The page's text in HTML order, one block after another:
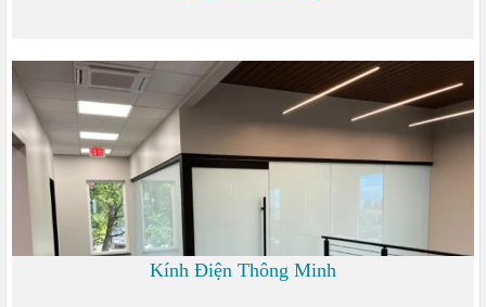
6.000
Kính Điện Thông Minh